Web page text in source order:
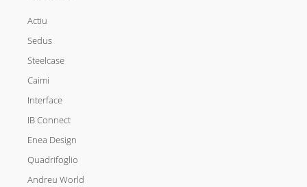
Actiu
Sedus
Steelcase
Caimi
Interface
IB Connect
Enea Design
Quadrifoglio
Andreu World